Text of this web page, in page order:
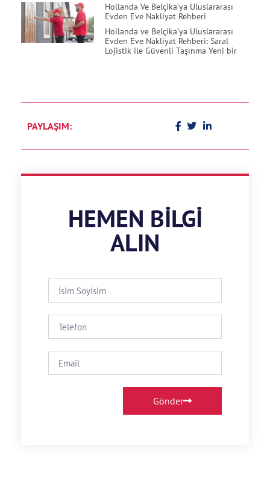
Hollanda Ve Belçika’ya Uluslararası
Evden Eve Nakliyat Rehberi
Hollanda ve Belçika’ya Uluslararası
Evden Eve Nakliyat Rehberi: Saral
Lojistik ile Güvenli Taşınma Yeni bir
PAYLAŞIM:
HEMEN BILGI
ALIN
Gönder